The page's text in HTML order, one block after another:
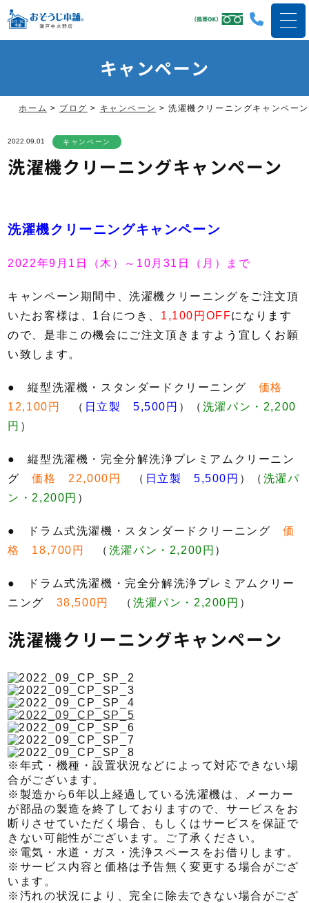
キャンペーン
ホーム > ブログ > キャンペーン > 洗濯機クリーニングキャンペーン
2022.09.01 キャンペーン
洗濯機クリーニングキャンペーン
洗濯機クリーニングキャンペーン
2022年9月1日（木）～10月31日（月）まで
キャンペーン期間中、洗濯機クリーニングをご注文頂
いたお客様は、1台につき、 1,100円OFFになります
ので、是非この機会にご注文頂きますよう宜しくお願
い致します。
● 縦型洗濯機・スタンダードクリーニング 価格
12,100円
（ 日立製 5,500円 ）（ 洗濯パン・2,200
円 ）
● 縦型洗濯機・完全分解洗浄プレミアムクリーニン
グ価格 22,000円 （ 日立製 5,500円 ）（ 洗濯パ
ン・2,200円 ）
● ドラム式洗濯機・スタンダードクリーニング価
格 18,700円
（ 洗濯パン・2,200円 ）
● ドラム式洗濯機・完全分解洗浄プレミアムクリー
ニング 38,500円 （洗濯パン・2,200円 ）
洗濯機クリーニングキャンペーン
※年式・機種・設置状況などによって対応できない場
合がございます。
※製造から6年以上経過している洗濯機は、メーカー
が部品の製造を終了しておりますので、サービスをお
断りさせていただく場合、もしくはサービスを保証で
きない可能性がございます。ご了承ください。
※電気・水道・ガス・洗浄スペースをお借りします。
※サービス内容と価格は予告無く変更する場合がござ
います。
※汚れの状況により、完全に除去できない場合がござ